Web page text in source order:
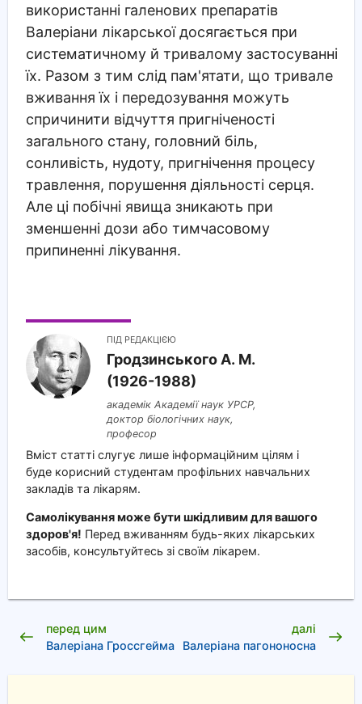
використанні галенових препаратів
Валеріани лікарської досягається при
систематичному й тривалому застосуванні
їх. Разом з тим слід пам'ятати, що тривале
вживання їх і передозування можуть
спричинити відчуття пригніченості
загального стану, головний біль,
сонливість, нудоту, пригнічення процесу
травлення, порушення діяльності серця.
Але ці побічні явища зникають при
зменшенні дози або тимчасовому
припиненні лікування.
Вміст статті слугує лише інформаційним цілям і
буде корисний студентам профільних навчальних
закладів та лікарям.
Самолікування може бути шкідливим для вашого
здоров'я! Перед вживанням будь-яких лікарських
засобів, консультуйтесь зі своїм лікарем.
ПІД РЕДАКЦІЄЮ
Гродзинського A. M.
(1926-1988)
академік Академії наук УРСР,
доктор біологічних наук,
професор
перед цим
Валеріана Гроссгейма
далі
Валеріана пагононосна